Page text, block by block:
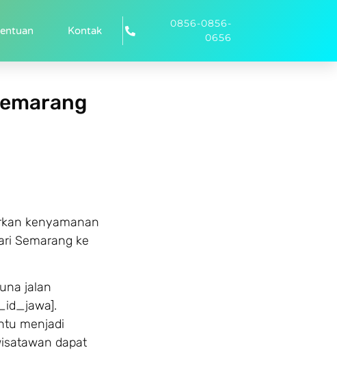
Kontak
0856-0856-
0656
kenyamanan
Semarang ke
jalan
menjadi
dapat